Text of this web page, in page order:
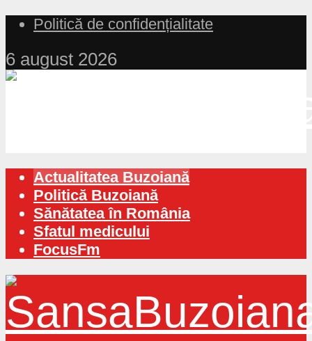
Politică de confidențialitate
6 august 2026
Actualitatea Buzoiană
Politică Buzoiană
Sănătatea în România
Sfatul medicului
FocusFm